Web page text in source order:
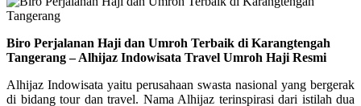
Biro Perjalanan Haji dan Umroh Terbaik di Karangtengah
Tangerang – Alhijaz Indowisata Travel Umroh Haji Resmi
Alhijaz Indowisata yaitu perusahaan swasta nasional yang bergerak
di bidang tour dan travel. Nama Alhijaz terinspirasi dari istilah dua